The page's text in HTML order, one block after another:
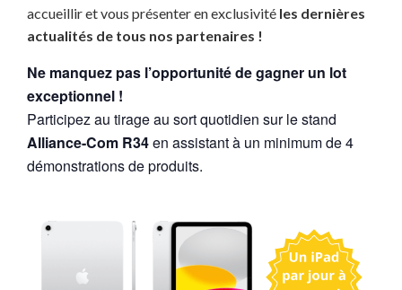
accueillir et vous présenter en exclusivité les dernières
actualités de tous nos partenaires !
Ne manquez pas l’opportunité de gagner un lot
exceptionnel !
Participez au tirage au sort quotidien sur le stand
Alliance-Com R34en assistant à un minimum de 4
démonstrations de produits.